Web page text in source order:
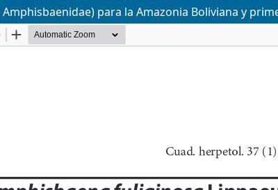
para la Amazonia Boliviana y